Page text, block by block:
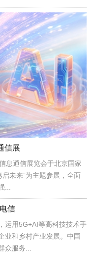
信展
息通信展览会于北京国家
未来”为主题参展，全面
...
信
运用5G+AI等高科技技术手
业和乡村产业发展。中国
众服务...